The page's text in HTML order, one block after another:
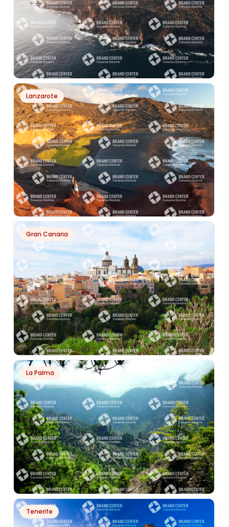
PH13074
FARO DE ORCHILLA
Lanzarote
PH7887
CHARCO DE LOS CLICOS. EL GOLFO. PARQUE
NATURAL DE LOS VOLCANES
Gran Canaria
AGÜIMES
La Palma
PH5266
CALDERA DE TABURIENTE
Tenerife